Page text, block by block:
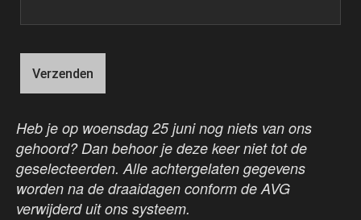
Heb je op woensdag 25 juni nog niets van ons
gehoord? Dan behoor je deze keer niet tot de
geselecteerden. Alle achtergelaten gegevens
worden na de draaidagen conform de AVG
verwijderd uit ons systeem.